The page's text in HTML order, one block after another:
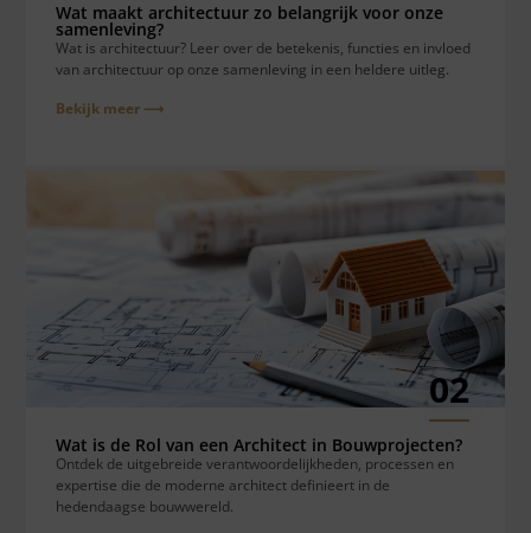
Wat maakt architectuur zo belangrijk voor onze
samenleving?
Wat is architectuur? Leer over de betekenis, functies en invloed
van architectuur op onze samenleving in een heldere uitleg.
Bekijk meer ⟶
02
Wat is de Rol van een Architect in Bouwprojecten?
Ontdek de uitgebreide verantwoordelijkheden, processen en
expertise die de moderne architect definieert in de
hedendaagse bouwwereld.